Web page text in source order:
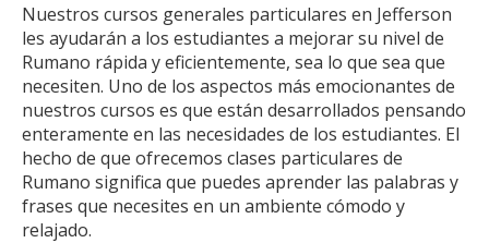
Nuestros cursos generales particulares en Jefferson
les ayudarán a los estudiantes a mejorar su nivel de
Rumano rápida y eficientemente, sea lo que sea que
necesiten. Uno de los aspectos más emocionantes de
nuestros cursos es que están desarrollados pensando
enteramente en las necesidades de los estudiantes. El
hecho de que ofrecemos clases particulares de
Rumano significa que puedes aprender las palabras y
frases que necesites en un ambiente cómodo y
relajado.